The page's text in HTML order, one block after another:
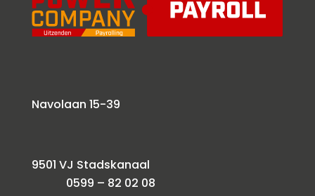
Navolaan 15-39
9501 VJ Stadskanaal
0599 – 82 02 08